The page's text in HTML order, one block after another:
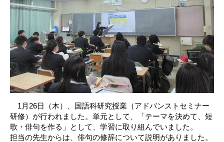
1月26日（木）、国語科研究授業（アドバンストセミナー
研修）が行われました。単元として、「テーマを決めて、短
歌・俳句を作る」として、学習に取り組んでいました。
担当の先生からは、俳句の修辞について説明がありました。